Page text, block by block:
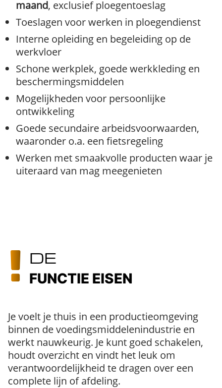
maand, exclusief ploegentoeslag
Toeslagen voor werken in ploegendienst
Interne opleiding en begeleiding op de
werkvloer
Schone werkplek, goede werkkleding en
beschermingsmiddelen
Mogelijkheden voor persoonlijke
ontwikkeling
Goede secundaire arbeidsvoorwaarden,
waaronder o.a. een fietsregeling
Werken met smaakvolle producten waar je
uiteraard van mag meegenieten
DE
FUNCTIE EISEN
Je voelt je thuis in een productieomgeving
binnen de voedingsmiddelenindustrie en
werkt nauwkeurig. Je kunt goed schakelen,
houdt overzicht en vindt het leuk om
verantwoordelijkheid te dragen over een
complete lijn of afdeling.